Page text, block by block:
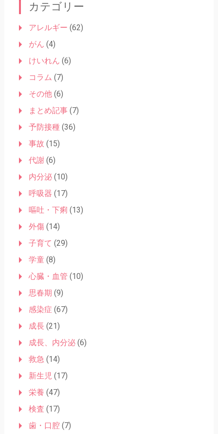
カテゴリー
アレルギー (62)
がん (4)
けいれん (6)
コラム (7)
その他(6)
まとめ記事(7)
予防接種(36)
事故 (15)
代謝(6)
内分泌(10)
呼吸器 (17)
嘔吐・下痢 (13)
外傷(14)
子育て (29)
学童(8)
心臓・血管 (10)
思春期 (9)
感染症 (67)
成長(21)
成長、内分泌(6)
救急 (14)
新生児 (17)
栄養 (47)
検査 (17)
歯・口腔(7)